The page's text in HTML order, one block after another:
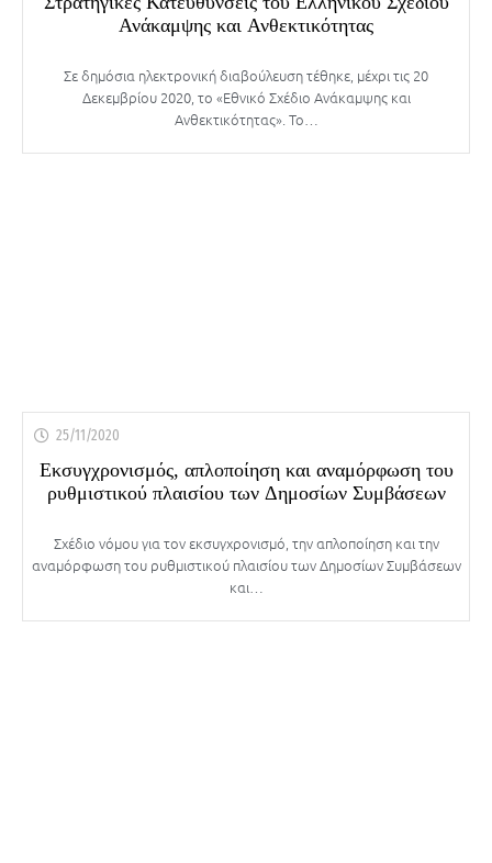
Ανάκαμψης και Ανθεκτικότητας
Σε δημόσια ηλεκτρονική διαβούλευση τέθηκε, μέχρι τις 20
Δεκεμβρίου 2020, το «Εθνικό Σχέδιο Ανάκαμψης και
Ανθεκτικότητας». Το…
25/11/2020
Εκσυγχρονισμός, απλοποίηση και αναμόρφωση του
ρυθμιστικού πλαισίου των Δημοσίων Συμβάσεων
Σχέδιο νόμου για τον εκσυγχρονισμό, την απλοποίηση και την
αναμόρφωση του ρυθμιστικού πλαισίου των Δημοσίων Συμβάσεων
και…